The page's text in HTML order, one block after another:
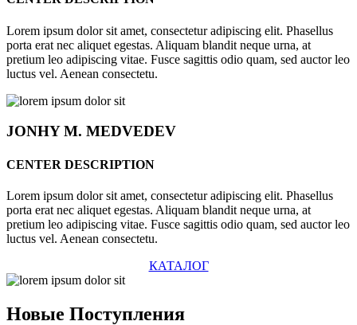
Lorem ipsum dolor sit amet, consectetur adipiscing elit. Phasellus
porta erat nec aliquet egestas. Aliquam blandit neque urna, at
pretium leo adipiscing vitae. Fusce sagittis odio quam, sed auctor leo
luctus vel. Aenean consectetu.
JONHYM. MEDVEDEV
CENTER DESCRIPTION
Lorem ipsum dolor sit amet, consectetur adipiscing elit. Phasellus
porta erat nec aliquet egestas. Aliquam blandit neque urna, at
pretium leo adipiscing vitae. Fusce sagittis odio quam, sed auctor leo
luctus vel. Aenean consectetu.
КАТАЛОГ
Новые Поступления